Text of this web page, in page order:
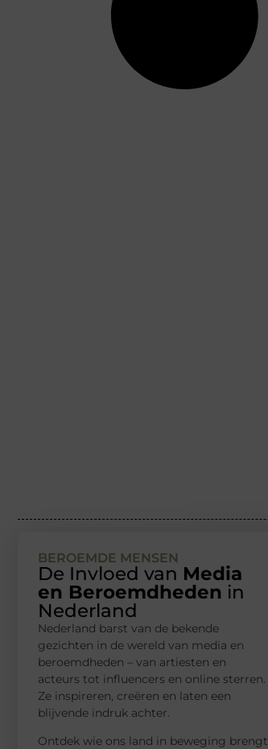
BEROEMDE MENSEN
De Invloed van Media
en Beroemdheden in
Nederland
Nederland barst van de bekende
gezichten in de wereld van media en
beroemdheden – van artiesten en
acteurs tot influencers en online sterren.
Ze inspireren, creëren en laten een
blijvende indruk achter.
Ontdek wie ons land in beweging brengt